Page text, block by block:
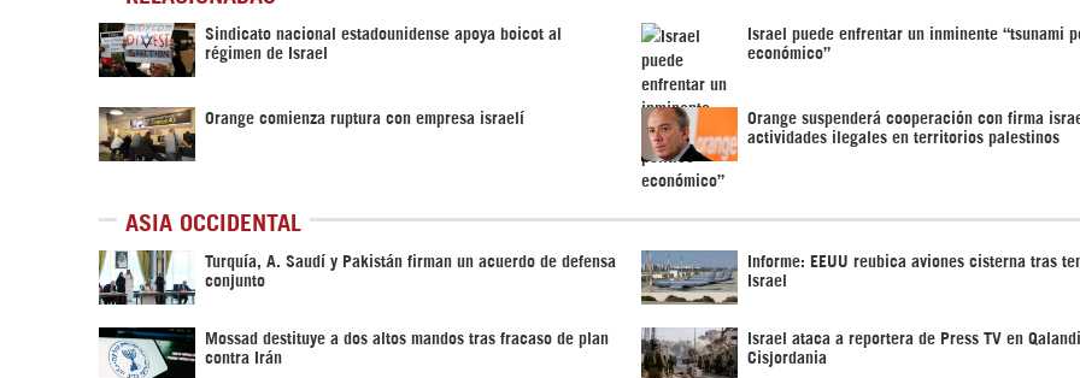
Sindicato nacional estadounidense apoya boicot al
régimen de Israel
Israel puede enfrentar un inminente “tsunami
económico”
Orange comienza ruptura con empresa israelí Orange suspenderá cooperación con firma
actividades ilegales en territorios palestinos
ASIA OCCIDENTAL
Turquía, A. Saudí y Pakistán firman un acuerdo de defensa
conjunto
Informe: EEUU reubica aviones cisterna tras
Israel
Mossad destituye a dos altos mandos tras fracaso de plan
contra Irán
Israel ataca a reportera de Press TV en
Cisjordania